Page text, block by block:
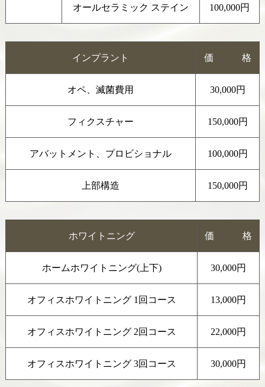
オールセラミック ステイン 100,000円
インプラント 価 格
オペ、滅菌費用 30,000円
フィクスチャー 150,000円
アバットメント、プロビショナル 100,000円
上部構造 150,000円
ホワイトニング 価 格
ホームホワイトニング(上下) 30,000円
オフィスホワイトニング 1回コース 13,000円
オフィスホワイトニング 2回コース 22,000円
オフィスホワイトニング 3回コース 30,000円